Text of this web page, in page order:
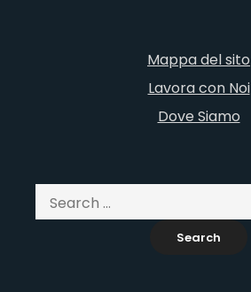
Mappa del sito
Lavora con Noi
Dove Siamo